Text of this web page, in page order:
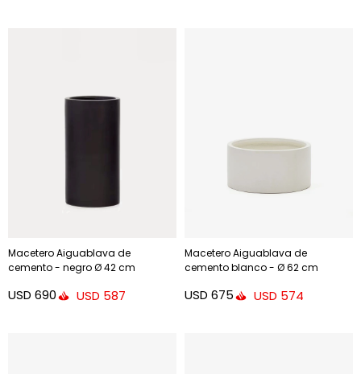
Macetero Aiguablava de
cemento - negro Ø 42 cm
USD 690 USD 587
Macetero Aiguablava de
cemento blanco - Ø 62 cm
USD 675 USD 574